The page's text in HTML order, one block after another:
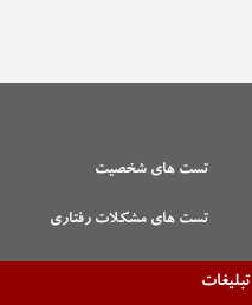
تست های شخصیت
تست های مشکلات رفتاری
تبلیغات